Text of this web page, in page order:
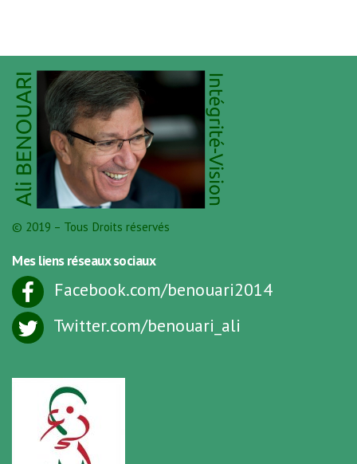
© 2019 – Tous Droits réservés
Mes liens réseaux sociaux
Facebook.com/benouari2014
Twitter.com/benouari_ali